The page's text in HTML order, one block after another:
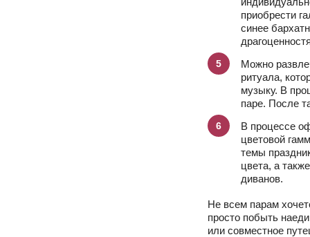
приобрести
синее
Можно
ритуала,
музыку. В
паре. После
В процессе
цветовой
темы
цвета, а
диванов.
Не всем парам
просто побыть
или совместное